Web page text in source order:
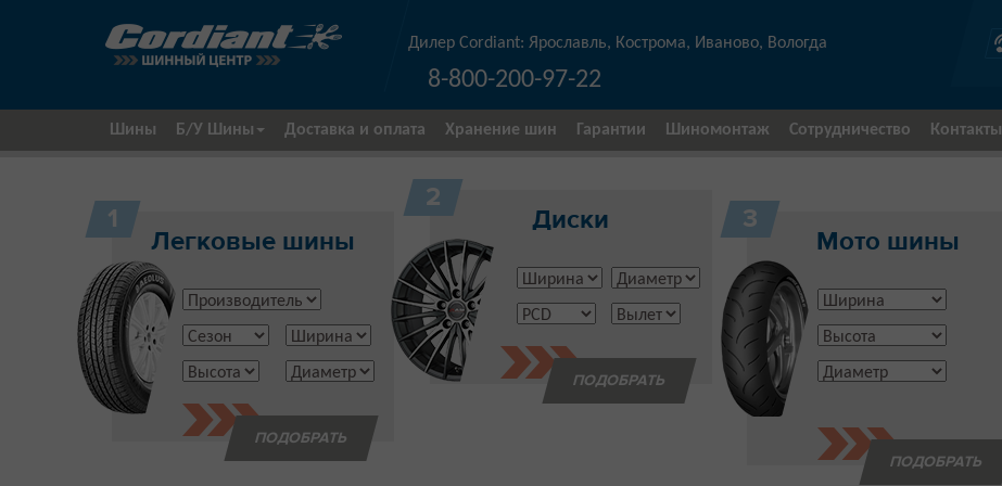
Дилер Cordiant: Ярославль, Кострома, Иваново, Вологда
8-800-200-97-22
Шины Б/У Шины Доставка и оплата Хранение шин Гарантии Шиномонтаж Сотрудничество Контакты
1
Легковые шины
2
Диски 3
Мото шины